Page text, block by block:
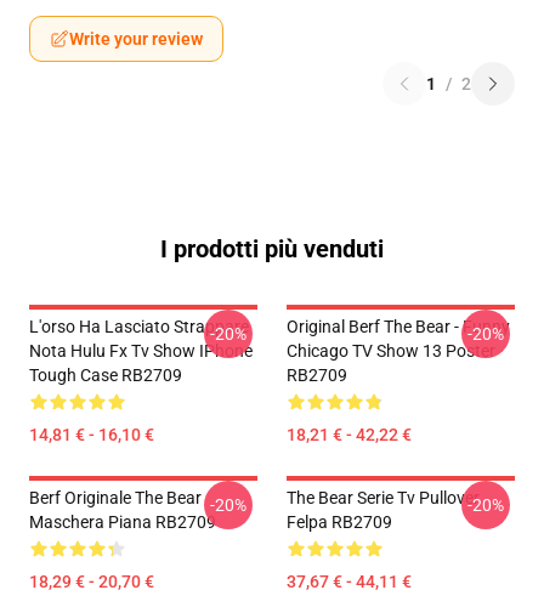
Write your review
1 / 2
I prodotti più venduti
L'orso Ha Lasciato Strappare
Nota Hulu Fx Tv Show IPhone
Tough Case RB2709
14,81 € - 16,10 €
-20%
Original Berf The Bear - Funny
Chicago TV Show 13 Poster
RB2709
18,21 € - 42,22 €
-20%
Berf Originale The Bear
Maschera Piana RB2709
18,29 € - 20,70 €
-20%
The Bear Serie Tv Pullover
Felpa RB2709
37,67 € - 44,11 €
-20%